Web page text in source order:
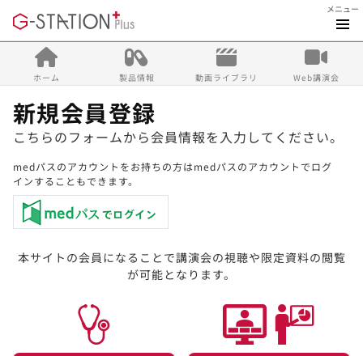
メニュー
ホーム 製品情報 動画ライブラリ Web講演会
新規会員登録
こちらのフォームから会員情報を入力してください。
medパスのアカウントをお持ちの方はmedパスのアカウントでログ
インすることもできます。
本サイトの会員になることで講演会の視聴や限定資料の閲覧
が可能となります。